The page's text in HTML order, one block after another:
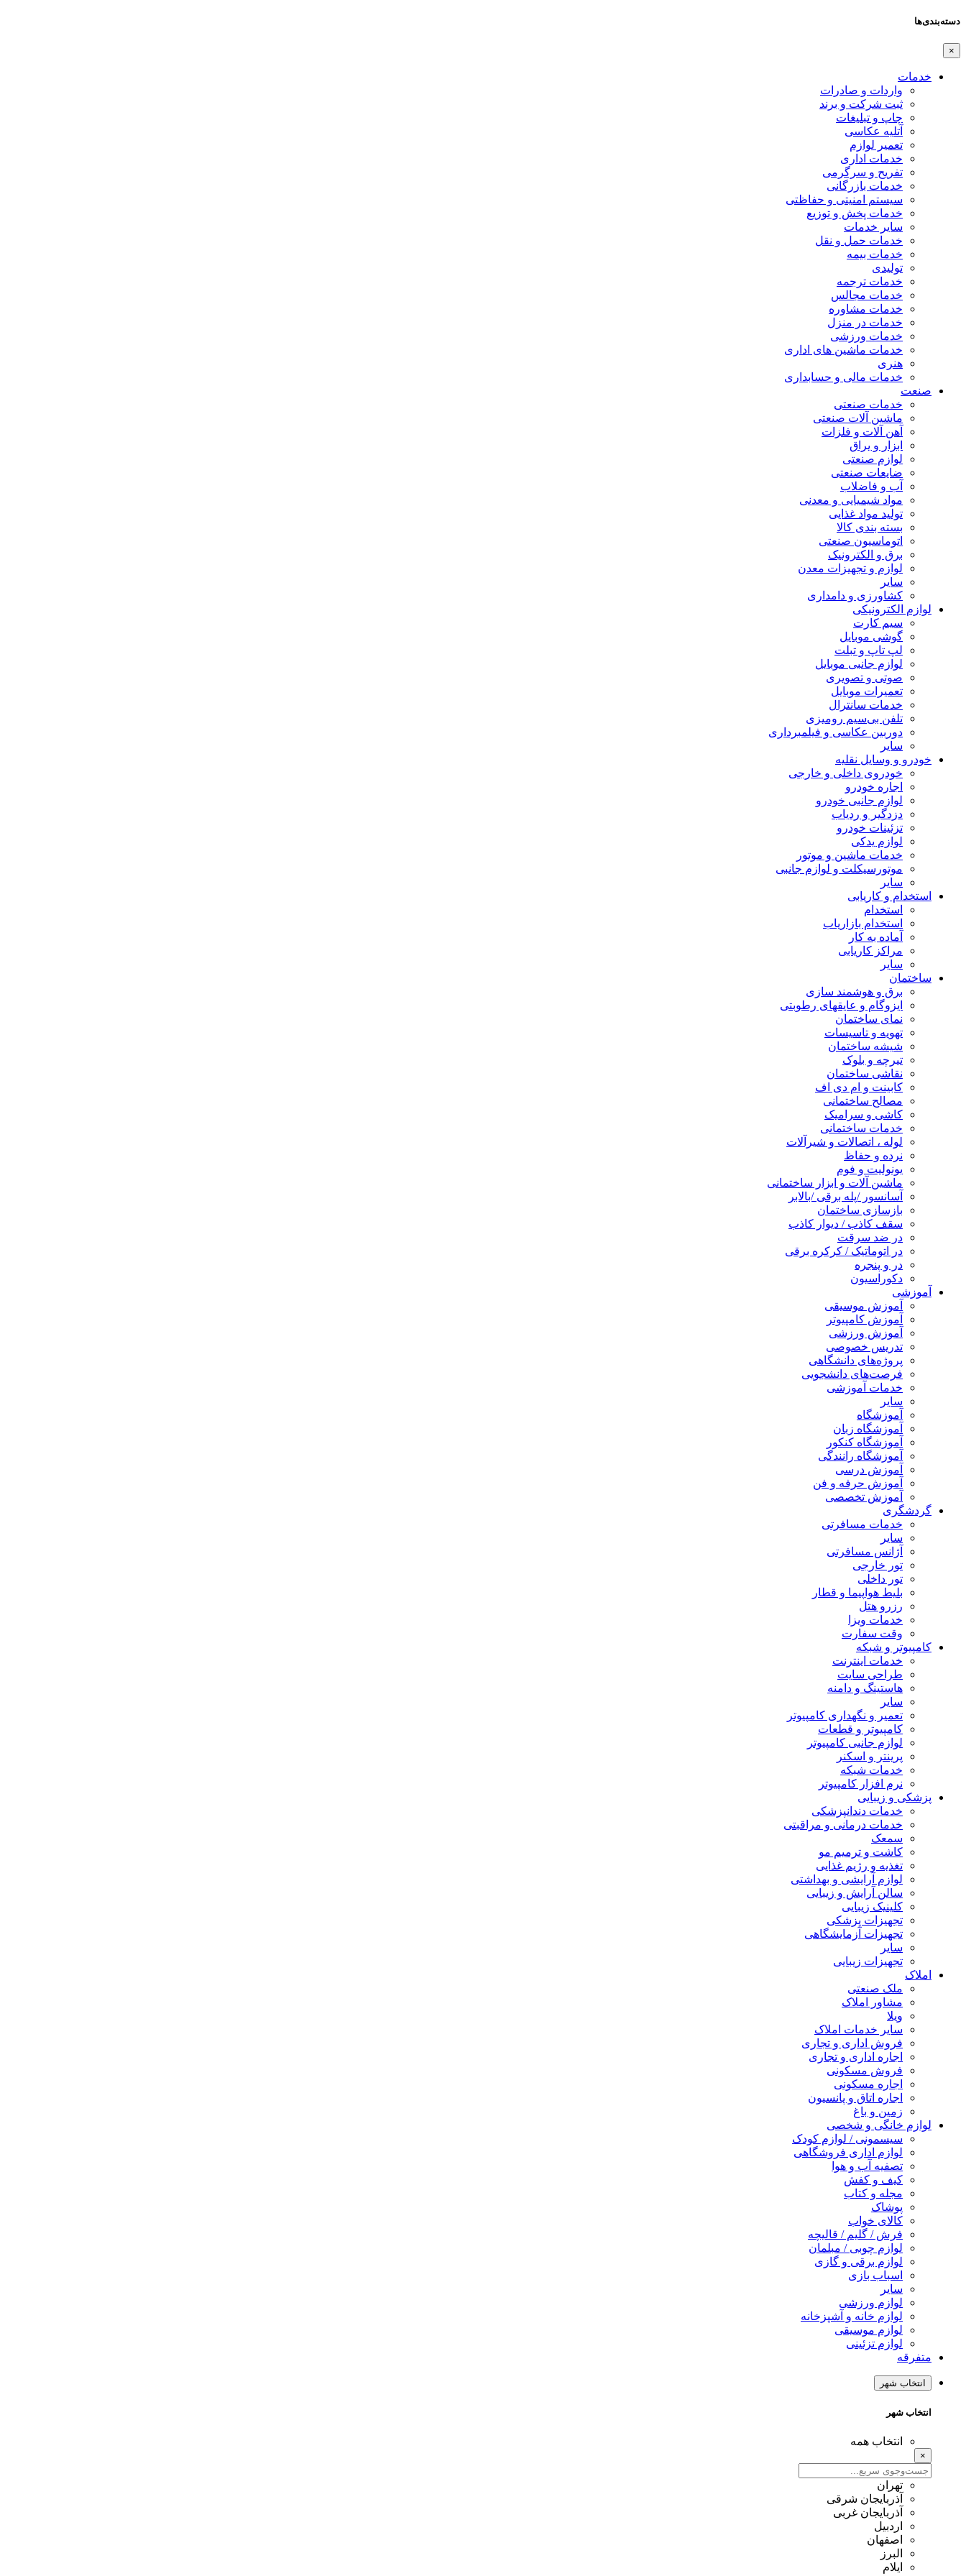
دسته‌بندی‌ها
×
خدمات
واردات و صادرات
ثبت شرکت و برند
چاپ و تبلیغات
آتلیه عکاسی
تعمیر لوازم
خدمات اداری
تفریح و سرگرمی
خدمات بازرگانی
سیستم امنیتی و حفاظتی
خدمات پخش و توزیع
سایر خدمات
خدمات حمل و نقل
خدمات بیمه
تولیدی
خدمات ترجمه
خدمات مجالس
خدمات مشاوره
خدمات در منزل
خدمات ورزشی
خدمات ماشین های اداری
هنری
خدمات مالی و حسابداری
صنعت
خدمات صنعتی
ماشین آلات صنعتی
آهن آلات و فلزات
ابزار و یراق
لوازم صنعتی
ضایعات صنعتی
آب و فاضلاب
مواد شیمیایی و معدنی
تولید مواد غذایی
بسته بندی کالا
اتوماسیون صنعتی
برق و الکترونیک
لوازم و تجهیزات معدن
سایر
کشاورزی و دامداری
لوازم الکترونیکی
سیم کارت
گوشی موبایل
لپ تاپ و تبلت
لوازم جانبی موبایل
صوتی و تصویری
تعمیرات موبایل
خدمات سانترال
تلفن بی‌سیم رومیزی
دوربین عکاسی و فیلمبرداری
سایر
خودرو و وسایل نقلیه
خودروی داخلی و خارجی
اجاره خودرو
لوازم جانبی خودرو
دزدگیر و ردیاب
تزئینات خودرو
لوازم یدکی
خدمات ماشین و موتور
موتورسیکلت و لوازم جانبی
سایر
استخدام و کاریابی
استخدام
استخدام بازاریاب
آماده به کار
مراکز کاریابی
سایر
ساختمان
برق و هوشمند سازی
ایزوگام و عایقهای رطوبتی
نمای ساختمان
تهویه و تاسیسات
شیشه ساختمان
تیرچه و بلوک
نقاشی ساختمان
کابینت و ام دی اف
مصالح ساختمانی
کاشی و سرامیک
خدمات ساختمانی
لوله ، اتصالات و شیرآلات
نرده و حفاظ
یونولیت و فوم
ماشین آلات و ابزار ساختمانی
آسانسور /پله برقی /بالابر
بازسازی ساختمان
سقف کاذب / دیوار کاذب
در ضد سرقت
در اتوماتیک / کرکره برقی
در و پنجره
دکوراسیون
آموزشی
آموزش موسیقی
آموزش کامپیوتر
آموزش ورزشی
تدریس خصوصی
پروژه‌های دانشگاهی
فرصت‌های دانشجویی
خدمات آموزشی
سایر
آموزشگاه
آموزشگاه زبان
آموزشگاه کنکور
آموزشگاه رانندگی
آموزش درسی
آموزش حرفه و فن
آموزش تخصصی
گردشگری
خدمات مسافرتی
سایر
آژانس مسافرتی
تور خارجی
تور داخلی
بلیط هواپیما و قطار
رزرو هتل
خدمات ویزا
وقت سفارت
کامپیوتر و شبکه
خدمات اینترنت
طراحی سایت
هاستینگ و دامنه
سایر
تعمیر و نگهداری کامپیوتر
کامپیوتر و قطعات
لوازم جانبی کامپیوتر
پرینتر و اسکنر
خدمات شبکه
نرم افزار کامپیوتر
پزشکی و زیبایی
خدمات دندانپزشکی
خدمات درمانی و مراقبتی
سمعک
کاشت و ترمیم مو
تغذیه و رژیم غذایی
لوازم آرایشی و بهداشتی
سالن آرایش و زیبایی
کلینیک زیبایی
تجهیزات پزشکی
تجهیزات آزمایشگاهی
سایر
تجهیزات زیبایی
املاک
ملک صنعتی
مشاور املاک
ویلا
سایر خدمات املاک
فروش اداری و تجاری
اجاره اداری و تجاری
فروش مسکونی
اجاره مسکونی
اجاره اتاق و پانسیون
زمین و باغ
لوازم خانگی و شخصی
سیسمونی / لوازم کودک
لوازم اداری فروشگاهی
تصفیه آب و هوا
کیف و کفش
مجله و کتاب
پوشاک
کالای خواب
فرش / گلیم / قالیچه
لوازم چوبی / مبلمان
لوازم برقی و گازی
اسباب بازی
سایر
لوازم ورزشی
لوازم خانه و آشپزخانه
لوازم موسیقی
لوازم تزئینی
متفرقه
انتخاب شهر
انتخاب شهر
انتخاب همه
×
تهران
آذربایجان شرقی
آذربایجان غربی
اردبیل
اصفهان
البرز
ایلام